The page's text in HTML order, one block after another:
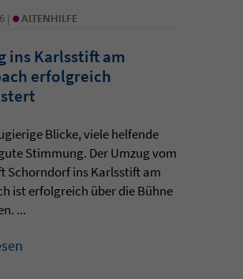
| • ALTENHILFE
ins Karlsstift am
erfolgreich
Blicke, viele helfende
Stimmung. Der Umzug vom
Schorndorf ins Karlsstift am
ist erfolgreich über die Bühne
...